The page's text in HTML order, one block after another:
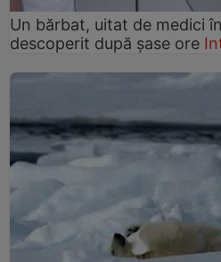
Un bărbat, uitat de medici
descoperit după șase ore